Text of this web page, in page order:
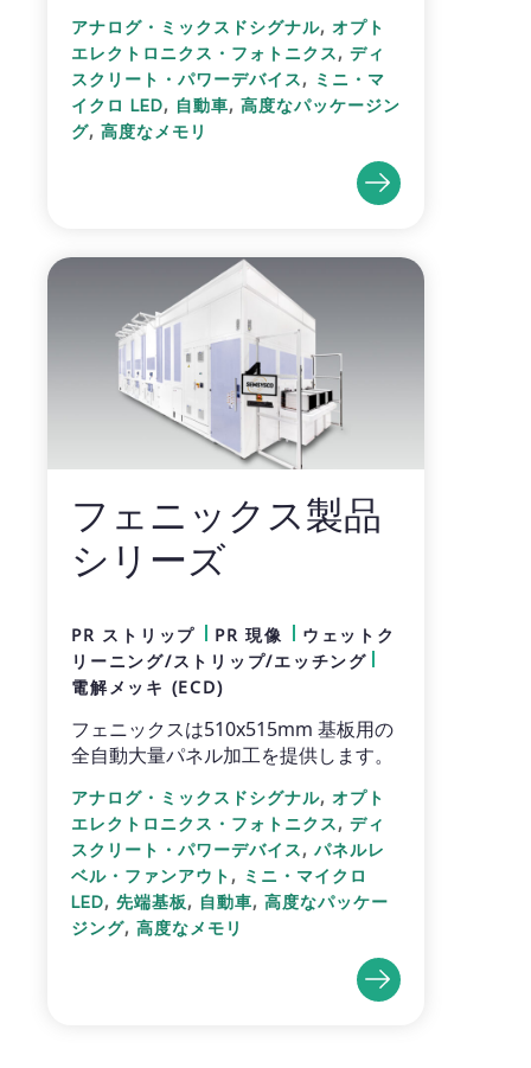
アナログ・ミックスドシグナル, オプト
エレクトロニクス・フォトニクス, ディ
スクリート・パワーデバイス,
ミニ・マ
イクロ LED, 自動車, 高度なパッケージン
グ, 高度なメモリ
フェニックス製品
シリーズ
PR ストリップ PR 現像
ウェットク
リーニング/ストリップ/エッチング
電解メッキ (ECD)
フェニックスは510x515mm 基板用の
全自動大量パネル加工を提供します。
アナログ・ミックスドシグナル, オプト
エレクトロニクス・フォトニクス, ディ
スクリート・パワーデバイス, パネルレ
ベル・ファンアウト ,
ミニ・マイクロ
LED, 先端基板, 自動車, 高度なパッケー
ジング, 高度なメモリ